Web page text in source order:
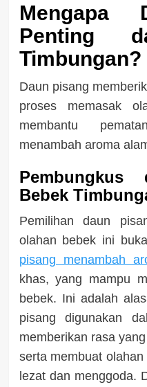
Mengapa
Penting
Timbungan?
Daun pisang
proses memasak
membantu
menambah aroma
Pembungkus
Bebek
Pemilihan daun
olahan bebek ini
pisang menambah
khas, yang mampu
bebek. Ini adalah
pisang digunakan
memberikan rasa
serta membuat
lezat dan menggoda.